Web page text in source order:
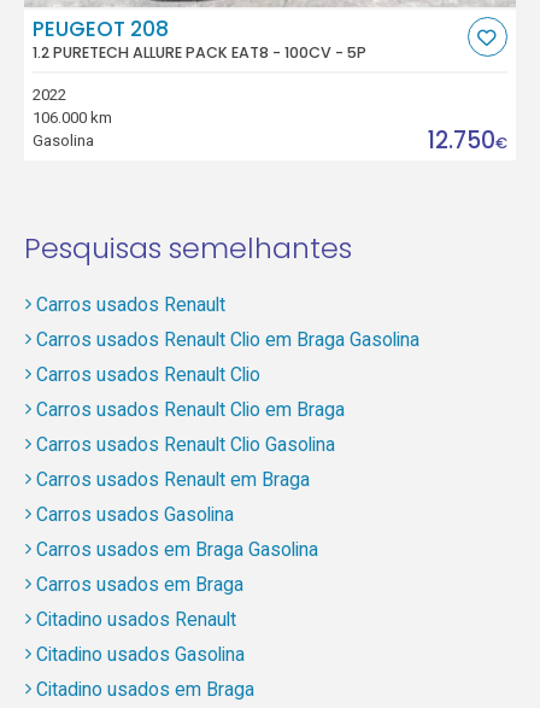
PEUGEOT 208
1.2 PURETECH ALLURE PACK EAT8 - 100CV - 5P
2022
106.000 km
Gasolina
12.750€
Pesquisas semelhantes
Carros usados Renault
Carros usados Renault Clio em Braga Gasolina
Carros usados Renault Clio
Carros usados Renault Clio em Braga
Carros usados Renault Clio Gasolina
Carros usados Renault em Braga
Carros usados Gasolina
Carros usados em Braga Gasolina
Carros usados em Braga
Citadino usados Renault
Citadino usados Gasolina
Citadino usados em Braga